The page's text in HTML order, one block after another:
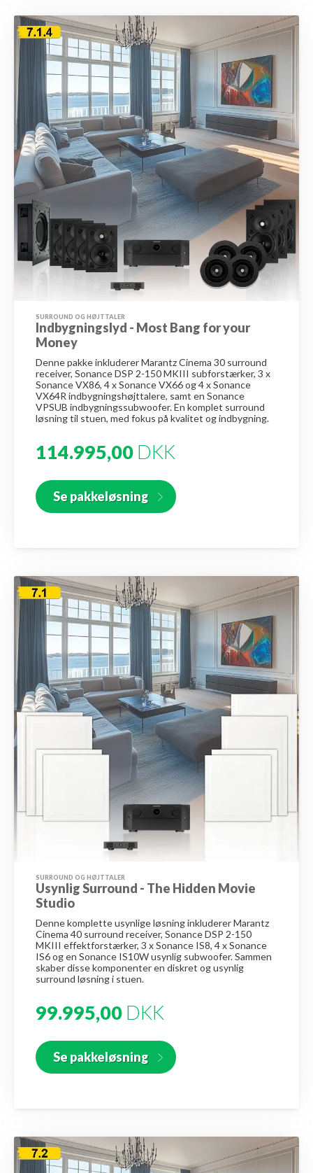
SURROUND OG HØJTTALER
Indbygningslyd - Most Bang for your
Money
Denne pakke inkluderer Marantz Cinema 30 surround
receiver, Sonance DSP 2-150 MKIII subforstærker, 3 x
Sonance VX86, 4 x Sonance VX66 og 4 x Sonance
VX64R indbygningshøjttalere, samt en Sonance
VPSUB indbygningssubwoofer. En komplet surround
løsning til stuen, med fokus på kvalitet og indbygning.
114.995,00 DKK
Se pakkeløsning
SURROUND OG HØJTTALER
Usynlig Surround - The Hidden Movie
Studio
Denne komplette usynlige løsning inkluderer Marantz
Cinema 40 surround receiver, Sonance DSP 2-150
MKIII effektforstærker, 3 x Sonance IS8, 4 x Sonance
IS6 og en Sonance IS10W usynlig subwoofer. Sammen
skaber disse komponenter en diskret og usynlig
surround løsning i stuen.
99.995,00 DKK
Se pakkeløsning